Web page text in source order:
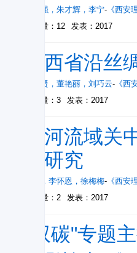
周远强 ， 朱才辉 ， 李宁- 《西安
被引量：12
发表：2017
陕西省沿
薛伟贤 ， 董艳丽 ， 刘巧云- 《西
被引量：3
发表：2017
渭河流域
化研究
， 李怀恩 ， 徐梅梅- 《西安
被引量：2
发表：2017
"双碳"专题